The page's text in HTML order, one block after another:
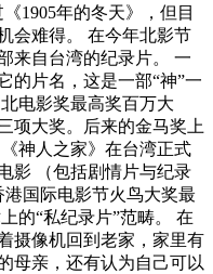
1905年的冬天》，但目
会难得。 在今年北影节
来自台湾的纪录片。 一
的片名，这是一部“神”一
电影奖最高奖百万大
项大奖。后来的金马奖上
神人之家》在台湾正式
影 （包括剧情片与纪录
港国际电影节火鸟大奖最
的“私纪录片”范畴。 在
摄像机回到老家，家里有
母亲，还有认为自己可以